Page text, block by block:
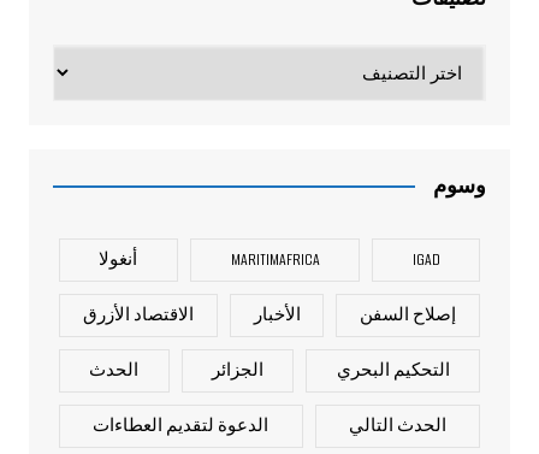
وسوم
IGAD
MARITIMAFRICA أنغولا
إصلاح السفن الأخبار الاقتصاد الأزرق
التحكيم البحري الجزائر الحدث
الحدث التالي الدعوة لتقديم العطاءات